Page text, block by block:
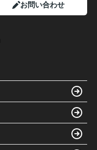
お問い合わせ